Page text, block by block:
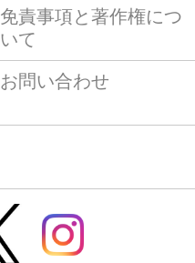
免責事項と著作権につ
いて
お問い合わせ